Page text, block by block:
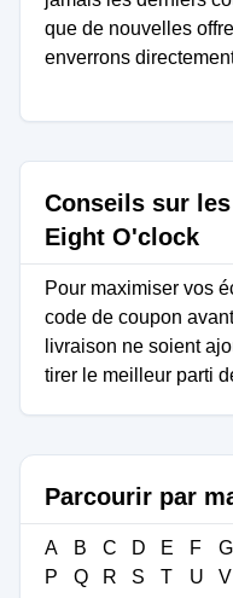
que de nouvelles
enverrons
Conseils sur
Eight O'clock
Pour maximiser vos
code de coupon
livraison ne soient
tirer le meilleur parti
Parcourir par
A B C D E F G
P
Q R S T U V